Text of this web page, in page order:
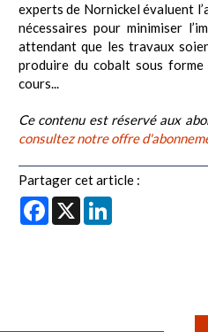
experts de Nornickel évaluent
nécessaires pour minimiser
attendant que les travaux
produire du cobalt sous forme
cours...
Ce contenu est réservé aux
consultez notre offre
Partager cet article :
Facebook
X